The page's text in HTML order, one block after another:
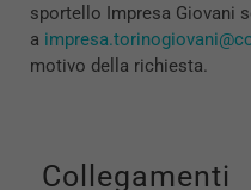
sportello Impresa Giovani
a
motivo della richiesta.
Collegamenti